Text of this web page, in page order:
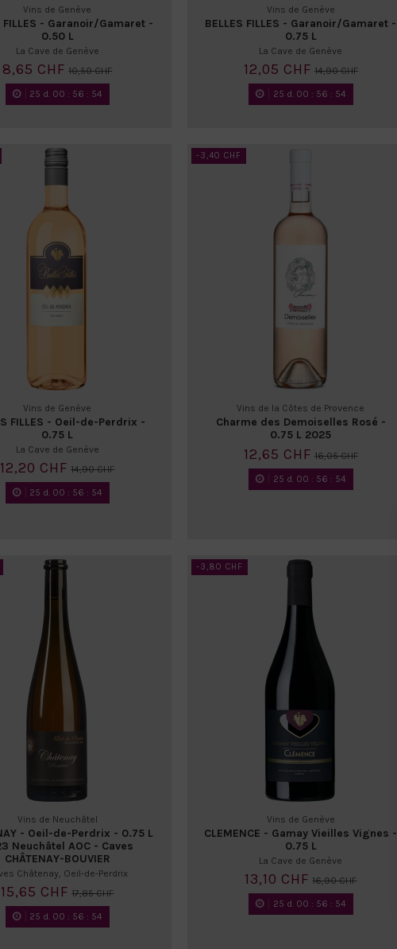
Vins de Genève
FILLES - Garanoir/Gamaret -
0.50 L
La Cave de Genève
8,65 CHF 10,50 CHF
25 d. 00 : 56 : 52
Vins de Genève
BELLES FILLES - Garanoir/Gamaret -
0.75 L
La Cave de Genève
12,05 CHF 14,90 CHF
25 d. 00 : 56 : 52
Vins de Genève
FILLES - Oeil-de-Perdrix -
0.75 L
La Cave de Genève
12,20 CHF 14,90 CHF
25 d. 00 : 56 : 52
-3,40 CHF
Vins de la Côtes de Provence
Charme des Demoiselles Rosé -
0.75 L 2025
12,65 CHF 16,05 CHF
25 d. 00 : 56 : 52
Vins de Neuchâtel
- Oeil-de-Perdrix - 0.75 L
Neuchâtel AOC - Caves
CHÂTENAY-BOUVIER
Châtenay, Oeil-de-Perdrix
15,65 CHF 17,85 CHF
25 d. 00 : 56 : 52
-3,80 CHF
Vins de Genève
CLEMENCE - Gamay Vieilles Vignes -
0.75 L
La Cave de Genève
13,10 CHF 16,90 CHF
25 d. 00 : 56 : 52